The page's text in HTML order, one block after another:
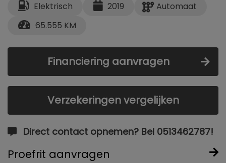
Elektrisch 2019
Automaat
65.555 KM
Financiering aanvragen
Verzekeringen vergelijken
Direct contact opnemen? Bel 0513462787!
Proefrit aanvragen